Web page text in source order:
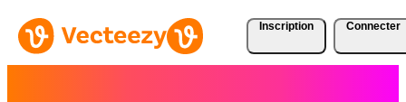
Inscription Connecter